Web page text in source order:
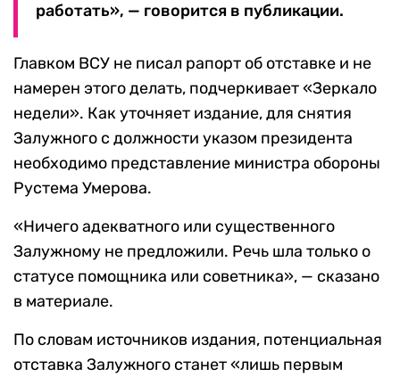
работать», — говорится в публикации.
Главком ВСУ не писал рапорт об отставке и не
намерен этого делать, подчеркивает «Зеркало
недели». Как уточняет издание, для снятия
Залужного с должности указом президента
необходимо представление министра обороны
Рустема Умерова.
«Ничего адекватного или существенного
Залужному не предложили. Речь шла только о
статусе помощника или советника», — сказано
в материале.
По словам источников издания, потенциальная
отставка Залужного станет «лишь первым